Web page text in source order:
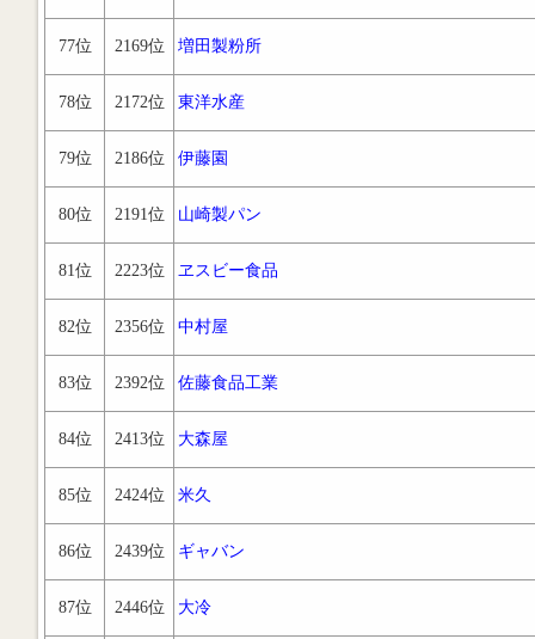
77位 2169位 増田製粉所
78位 2172位 東洋水産
79位 2186位 伊藤園
80位 2191位 山崎製パン
81位 2223位 ヱスビー食品
82位 2356位 中村屋
83位 2392位 佐藤食品工業
84位 2413位 大森屋
85位 2424位 米久
86位 2439位 ギャバン
87位 2446位 大冷